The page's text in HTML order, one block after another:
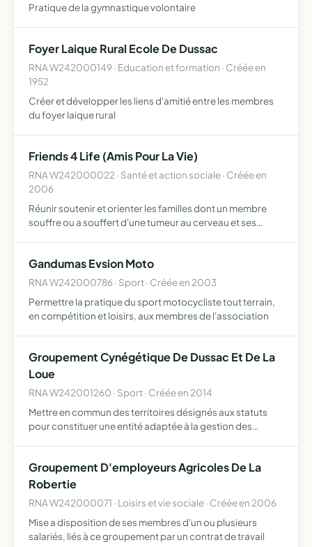
Pratique de la gymnastique volontaire
Foyer Laique Rural Ecole De Dussac
RNA W242000149 · Education et formation · Créée en
1952
Créer et développer les liens d'amitié entre les membres
du foyer laique rural
Friends 4 Life (Amis Pour La Vie)
RNA W242000022 · Santé et action sociale · Créée en
2006
Réunir soutenir et orienter les familles dont un membre
souffre ou a souffert d'une tumeur au cerveau et ses
Gandumas Evsion Moto
RNA W242000786 · Sport · Créée en 2003
Permettre la pratique du sport motocycliste tout terrain,
en compétition et loisirs, aux membres de l'association
Groupement Cynégétique De Dussac Et De La
Loue
RNA W242001260 · Sport · Créée en 2014
Mettre en commun des territoires désignés aux statuts
pour constituer une entité adaptée à la gestion des
Groupement D'employeurs Agricoles De La
Robertie
RNA W242000071 · Loisirs et vie sociale · Créée en 2006
Mise a disposition de ses membres d'un ou plusieurs
salariés, liés à ce groupement par un contrat de travail